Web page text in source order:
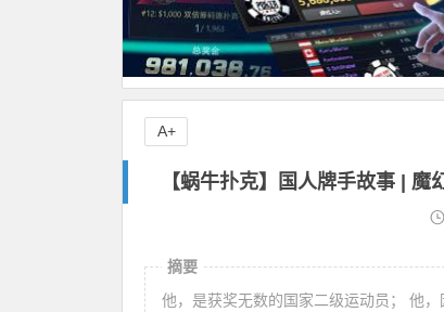
【蜗牛扑克】国人牌手故事 | 魔
摘要
他，是获奖无数的国家二级运动员； 他
A+